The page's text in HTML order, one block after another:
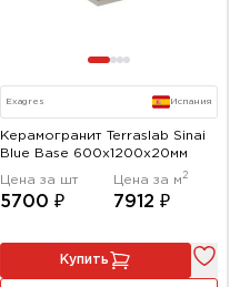
Exagres Испания
Керамогранит Terraslab Sinai
Blue Base 600x1200х20мм
Цена за шт
5700 ₽
Цена за м 2
7912 ₽
Купить